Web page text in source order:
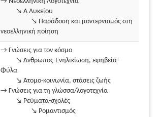
↘ Α Λυκείου
↘ Παράδοση και μοντερνισμός στη
νεοελληνική ποίηση
→ Γνώσεις για τον κόσμο
↘ Άνθρωπος-Ενηλικίωση, εφηβεία-
Φύλα
↘ Άτομο-κοινωνία, στάσεις ζωής
→ Γνώσεις για τη γλώσσα/λογοτεχνία
↘ Ρεύματα-σχολές
↘ Ρομαντισμός